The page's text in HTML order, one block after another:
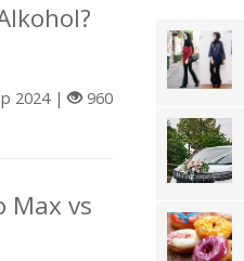
2024 | 960
Max vs